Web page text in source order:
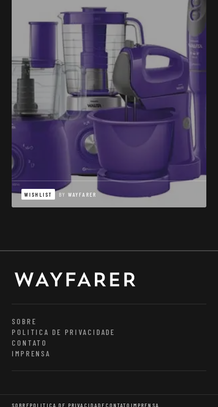
WISHLIST BY WAYFARER
SOBRE
POLITICA DE PRIVACIDADE
CONTATO
IMPRENSA
SOBREPOLITICA DE PRIVACIDADE CONTATO IMPRENSA